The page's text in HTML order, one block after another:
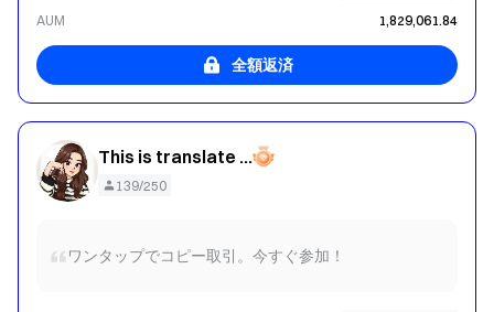
AUM
1,829,061.84
全額返済
This is translate content : Very fierce and aggressive
139/250
ワンタップでコピー取引。今すぐ参加！